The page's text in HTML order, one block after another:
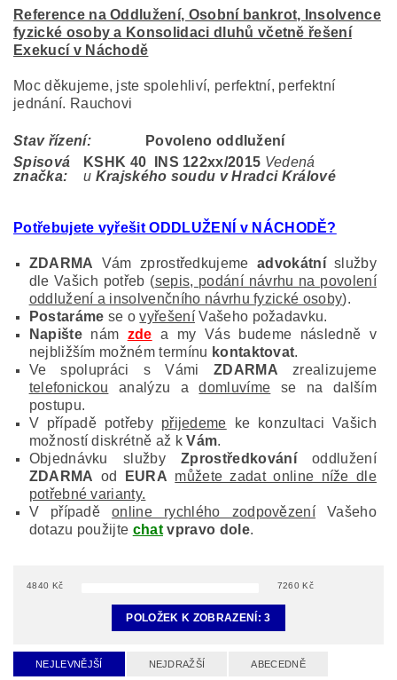
Reference na Oddlužení, Osobní bankrot, Insolvence
fyzické osoby a Konsolidaci dluhů včetně řešení
Exekucí v Náchodě
Moc děkujeme, jste spolehliví, perfektní, perfektní
jednání. Rauchovi
Stav řízení:
Povoleno oddlužení
Spisová
značka:
KSHK 40 INS 122xx/2015 Vedená
u Krajského soudu v Hradci Králové
Potřebujete vyřešit ODDLUŽENÍ v NÁCHODĚ?
ZDARMA Vám zprostředkujeme advokátníslužby
dle Vašich potřeb (sepis, podání návrhu na povolení
oddlužení a insolvenčního návrhu fyzické osoby).
Postaráme se ovyřešeníVašeho požadavku.
Napištenám zde a my Vás budeme následně v
nejbližším možném termínu kontaktovat.
Ve spolupráci s Vámi ZDARMA zrealizujeme
telefonickou analýzu adomluvíme se na dalším
postupu.
V případě potřeby přijedeme ke konzultaci Vašich
možností diskrétně až kVám.
Objednávku služby
Zprostředkováníoddlužení
ZDARMA od EURA můžete zadat online níže dle
potřebné varianty.
V případěonline rychlého zodpovězení Vašeho
dotazu použijte chatvpravo dole.
4840 Kč 7260 Kč
POLOŽEK K ZOBRAZENÍ:3
NEJLEVNĚJŠÍ NEJDRAŽŠÍ ABECEDNĚ